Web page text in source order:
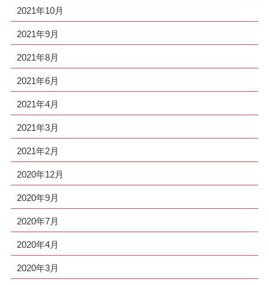
2021年10月
2021年9月
2021年8月
2021年6月
2021年4月
2021年3月
2021年2月
2020年12月
2020年9月
2020年7月
2020年4月
2020年3月